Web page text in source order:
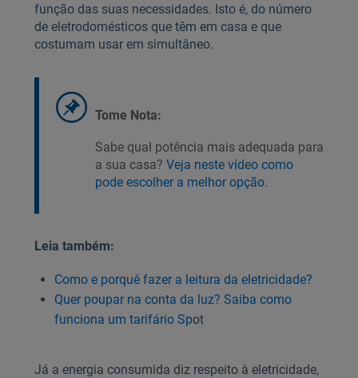
função das suas necessidades. Isto é, do número
de eletrodomésticos que têm em casa e que
costumam usar em simultâneo.
Tome Nota:
Sabe qual potência mais adequada para
a sua casa? Veja neste vídeo como
pode escolher a melhor opção.
Leia também:
Como e porquê fazer a leitura da eletricidade?
Quer poupar na conta da luz? Saiba como
funciona um tarifário Spot
Já a energia consumida diz respeito à eletricidade,